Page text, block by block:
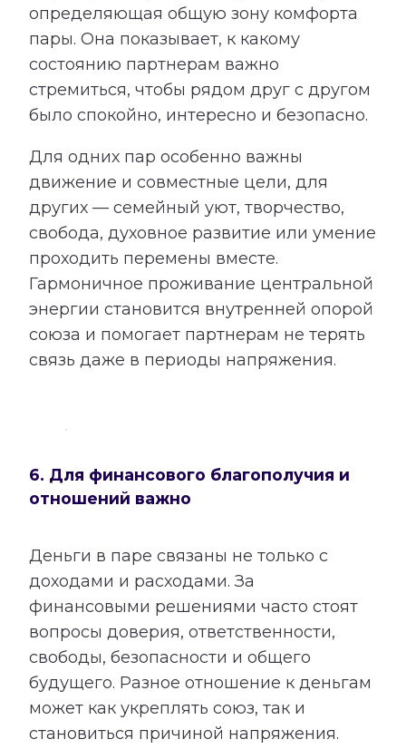
определяющая общую зону комфорта
пары. Она показывает, к какому
состоянию партнерам важно
стремиться, чтобы рядом друг с другом
было спокойно, интересно и безопасно.
Для одних пар особенно важны
движение и совместные цели, для
других — семейный уют, творчество,
свобода, духовное развитие или умение
проходить перемены вместе.
Гармоничное проживание центральной
энергии становится внутренней опорой
союза и помогает партнерам не терять
связь даже в периоды напряжения.
6. Для финансового благополучия и
отношений важно
Деньги в паре связаны не только с
доходами и расходами. За
финансовыми решениями часто стоят
вопросы доверия, ответственности,
свободы, безопасности и общего
будущего. Разное отношение к деньгам
может как укреплять союз, так и
становиться причиной напряжения.